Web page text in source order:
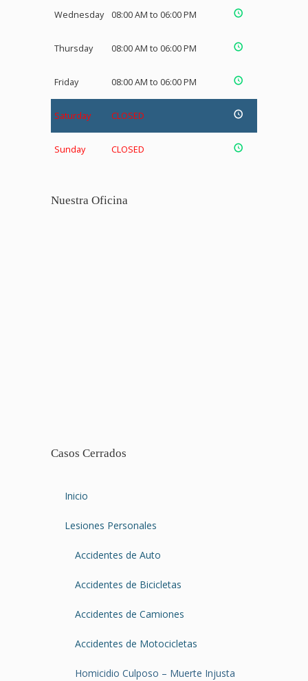
Wednesday 08:00 AM to 06:00 PM
Thursday 08:00 AM to 06:00 PM
Friday 08:00 AM to 06:00 PM
Saturday CLOSED
Sunday CLOSED
Nuestra Oficina
Casos Cerrados
Inicio
Lesiones Personales
Accidentes de Auto
Accidentes de Bicicletas
Accidentes de Camiones
Accidentes de Motocicletas
Homicidio Culposo – Muerte Injusta